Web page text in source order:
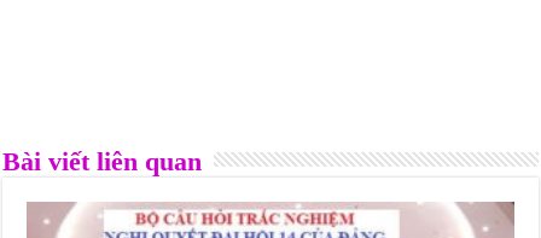
Bài viết liên quan